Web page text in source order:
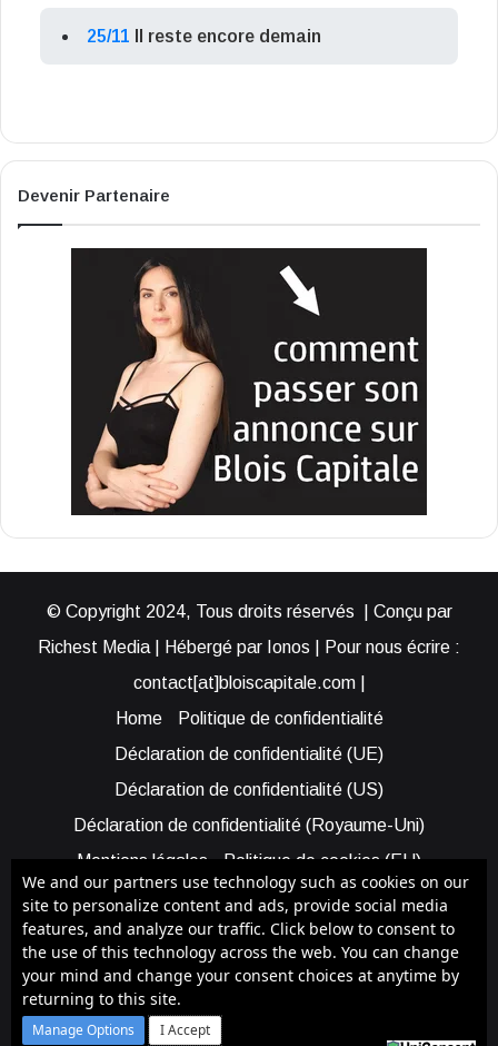
25/11 Il reste encore demain
Devenir Partenaire
© Copyright 2024, Tous droits réservés | Conçu par
Richest Media | Hébergé par Ionos | Pour nous écrire :
contact[at]bloiscapitale.com |
Home
Politique de confidentialité
Déclaration de confidentialité (UE)
Déclaration de confidentialité (US)
Déclaration de confidentialité (Royaume-Uni)
Mentions légales
Politique de cookies (EU)
Cookie Policy (AUS)
Cookie Policy (US)
Qui sommes-nous ?
Participer à Blois Capitale
Bénéficier d’une assistance
Facebook
X
We and our partners use technology such as cookies on our
site to personalize content and ads, provide social media
features, and analyze our traffic. Click below to consent to
the use of this technology across the web. You can change
your mind and change your consent choices at anytime by
returning to this site.
Manage Options I Accept